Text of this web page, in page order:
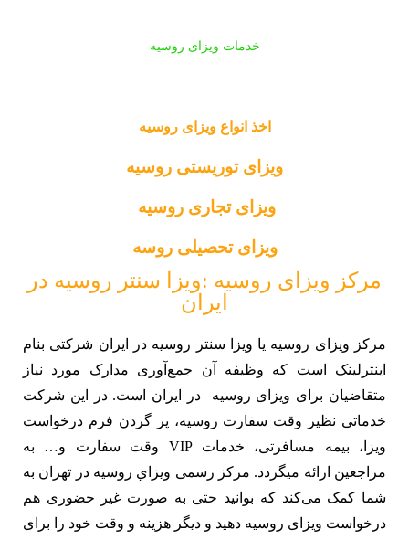
خدمات ویزای روسیه
اخذ انواع ویزای روسیه
ویزای توریستی روسیه
ویزای تجاری روسیه
ویزای تحصیلی روسه
مرکز ویزای روسیه :ویزا سنتر روسیه در
ایران
مرکز ویزای روسیه یا ویزا سنتر روسیه در ایران شرکتی بنام
اینتر‌لینک است که وظیفه آن جمع‌آوری مدارک مورد نیاز
متقاضیان برای ویزای روسیه در ایران است. در این شرکت
خدماتی نظیر وقت سفارت روسیه، پر گردن فرم درخواست
ویزا، بیمه مسافرتی، خدمات VIP وقت سفارت و… به
مراجعین ارائه میگردد. مرکز رسمی ويزاي روسيه در تهران به
شما کمک می‌کند که بوانید حتی به صورت غیر حضوری هم
درخواست ویزای روسیه دهید و دیگر هزینه و وقت خود را برای